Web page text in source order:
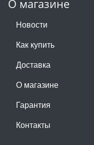
О магазине
Новости
Как купить
Доставка
О магазине
Гарантия
Контакты